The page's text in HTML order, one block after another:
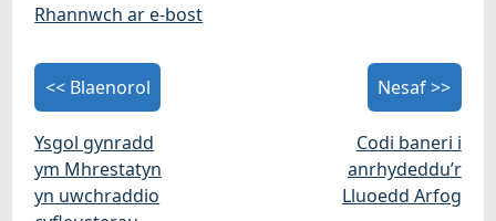
Rhannwch ar e-bost
<< Blaenorol
Ysgol gynradd
ym Mhrestatyn
yn uwchraddio
Nesaf >>
Codi baneri i
anrhydeddu’r
Lluoedd Arfog